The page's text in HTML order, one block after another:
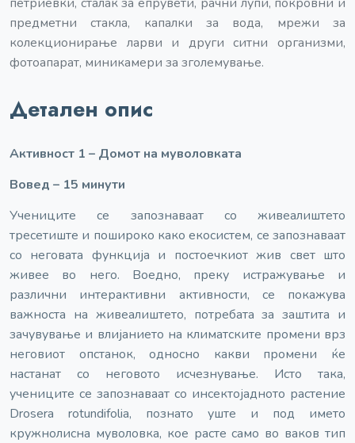
предметни стакла, капалки за вода, мрежи за
колекционирање ларви и други ситни организми,
фотоапарат, миникамери за зголемување.
Детален опис
Активност 1 – Домот на муволовката
Вовед – 15 минути
Учениците се запознаваат со живеалиштето
тресетиште и пошироко како екосистем, се запознаваат
со неговата функција и постоечкиот жив свет што
живее во него. Воедно, преку истражување и
различни интерактивни активности, се покажува
важноста на живеалиштето, потребата за заштита и
зачувување и влијанието на климатските промени врз
неговиот опстанок, односно какви промени ќе
настанат со неговото исчезнување. Исто така,
учениците се запознаваат со инсектојадното растение
Drosera rotundifolia, познато уште и под името
кружнолисна муволовка, кое расте само во ваков тип